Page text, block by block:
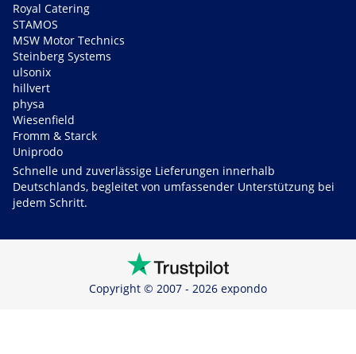
Royal Catering
STAMOS
MSW Motor Technics
Steinberg Systems
ulsonix
hillvert
physa
Wiesenfield
Fromm & Starck
Uniprodo
Schnelle und zuverlässige Lieferungen innerhalb
Deutschlands, begleitet von umfassender Unterstützung bei
jedem Schritt.
Copyright © 2007 - 2026 expondo